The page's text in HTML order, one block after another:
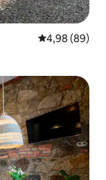
Gemiddelde
4,98 (89)